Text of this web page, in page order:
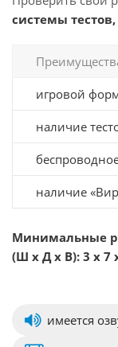
системы тестов,
игровой
наличие
наличие
Минимальные
(Ш х Д х В): 3 х 7
имеется